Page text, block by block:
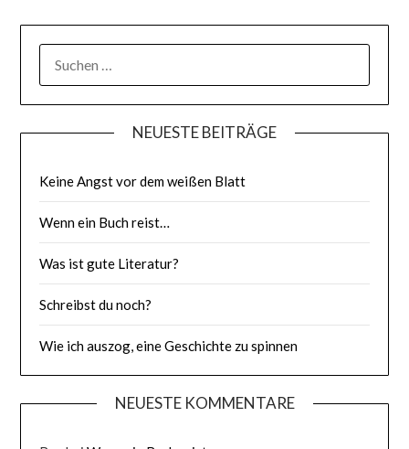
NEUESTE BEITRÄGE
Keine Angst vor dem weißen Blatt
Wenn ein Buch reist…
Was ist gute Literatur?
Schreibst du noch?
Wie ich auszog, eine Geschichte zu spinnen
NEUESTE KOMMENTARE